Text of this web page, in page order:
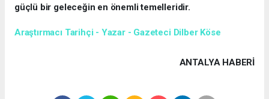
güçlü bir geleceğin en önemli temelleridir.
Araştırmacı Tarihçi - Yazar - Gazeteci Dilber Köse
ANTALYA HABERİ